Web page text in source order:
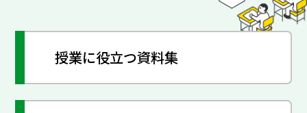
授業に役立つ資料集